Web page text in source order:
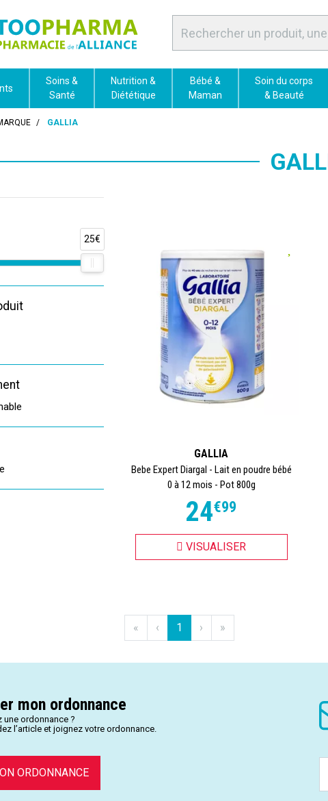
Soins &
Santé
Nutrition &
Diététique
Bébé &
Maman
Soin du corps
& Beauté
GALLIA
25€
GALLIA
Bebe Expert Diargal - Lait en poudre bébé
0 à 12 mois - Pot 800g
24€99
VISUALISER
« ‹ 1 › »
mon ordonnance
une ordonnance ?
l’article et joignez votre ordonnance.
ORDONNANCE